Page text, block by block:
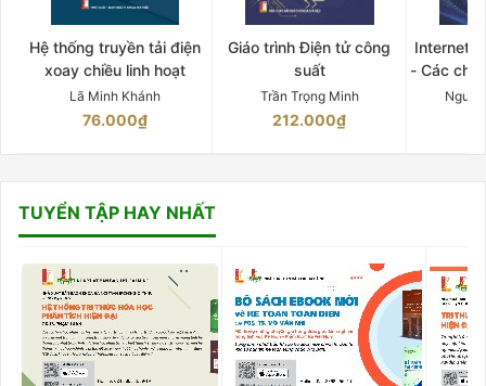
Hệ thống truyền tải điện
xoay chiều linh hoạt
Lã Minh Khánh
76.000₫
Giáo trình Điện tử công
suất
Trần Trọng Minh
212.000₫
Internet
- Các
TUYỂN TẬP HAY NHẤT